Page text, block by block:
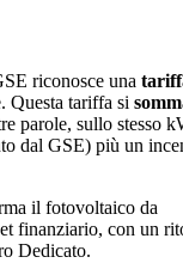
riconosce una
Questa tariffa si
parole, sullo stesso
dal GSE) più un
il fotovoltaico da
finanziario, con un
Dedicato.